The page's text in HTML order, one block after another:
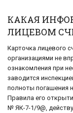
КАКАЯ
ЛИЦЕВОМ
Карточка лицевого
организациями не
ознакомления при
заводится
полноты погашения
Правила его
№ ЯК-7-1/9@,